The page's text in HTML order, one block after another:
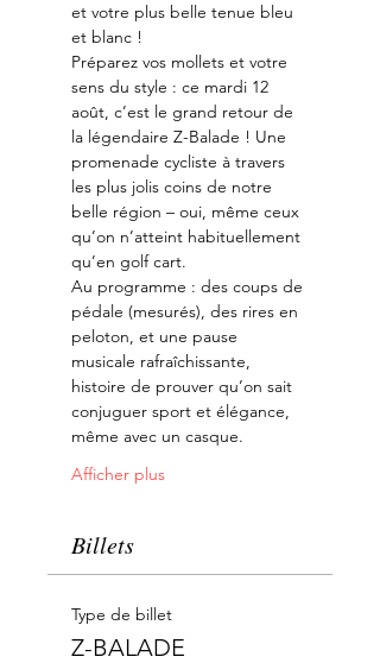
et votre plus belle tenue bleu
et blanc !
Préparez vos mollets et votre
sens du style : ce mardi 12
août, c’est le grand retour de
la légendaire Z-Balade ! Une
promenade cycliste à travers
les plus jolis coins de notre
belle région – oui, même ceux
qu’on n’atteint habituellement
qu’en golf cart.
Au programme : des coups de
pédale (mesurés), des rires en
peloton, et une pause
musicale rafraîchissante,
histoire de prouver qu’on sait
conjuguer sport et élégance,
même avec un casque.
Afficher plus
Billets
Type de billet
Z-BALADE